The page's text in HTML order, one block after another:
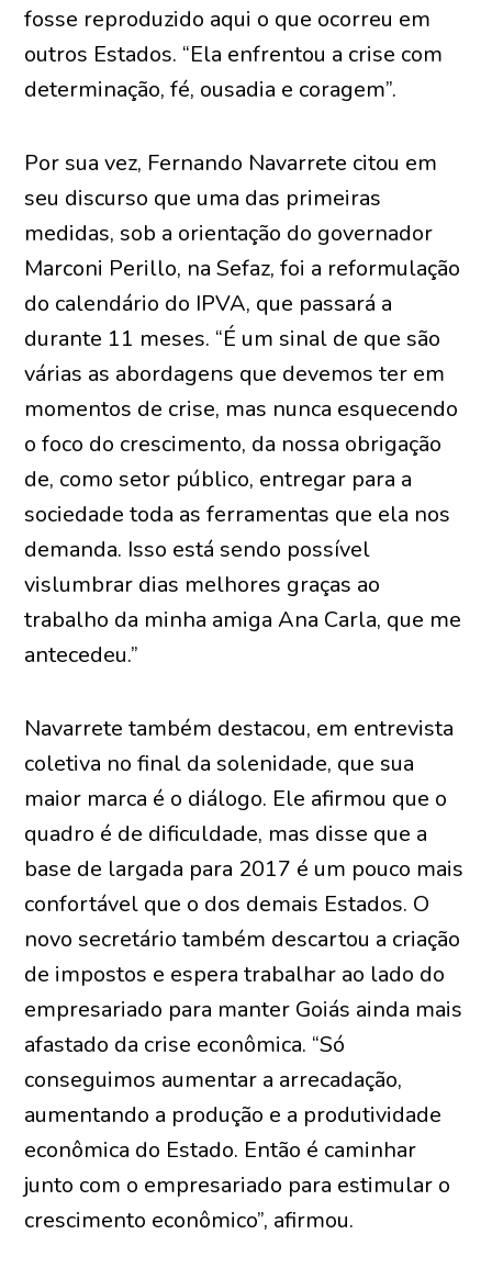
fosse reproduzido aqui o que ocorreu em
outros Estados. “Ela enfrentou a crise com
determinação, fé, ousadia e coragem”.
Por sua vez, Fernando Navarrete citou em
seu discurso que uma das primeiras
medidas, sob a orientação do governador
Marconi Perillo, na Sefaz, foi a reformulação
do calendário do IPVA, que passará a
durante 11 meses. “É um sinal de que são
várias as abordagens que devemos ter em
momentos de crise, mas nunca esquecendo
o foco do crescimento, da nossa obrigação
de, como setor público, entregar para a
sociedade toda as ferramentas que ela nos
demanda. Isso está sendo possível
vislumbrar dias melhores graças ao
trabalho da minha amiga Ana Carla, que me
antecedeu.”
Navarrete também destacou, em entrevista
coletiva no final da solenidade, que sua
maior marca é o diálogo. Ele afirmou que o
quadro é de dificuldade, mas disse que a
base de largada para 2017 é um pouco mais
confortável que o dos demais Estados. O
novo secretário também descartou a criação
de impostos e espera trabalhar ao lado do
empresariado para manter Goiás ainda mais
afastado da crise econômica. “Só
conseguimos aumentar a arrecadação,
aumentando a produção e a produtividade
econômica do Estado. Então é caminhar
junto com o empresariado para estimular o
crescimento econômico”, afirmou.